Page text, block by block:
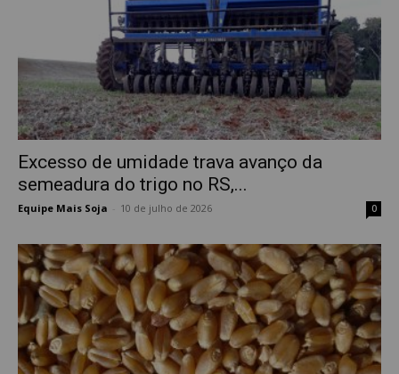
Excesso de umidade trava avanço da
semeadura do trigo no RS,...
Equipe Mais Soja 10 de julho de 2026 0